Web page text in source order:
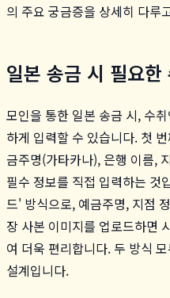
의 주요 궁금증을 상세히 다루
일본 송금 시 필요한
모인을 통한 일본 송금 시, 수
하게 입력할 수 있습니다. 첫
금주명(가타카나), 은행 이름,
필수 정보를 직접 입력하는 것
드' 방식으로, 예금주명, 지점
장 사본 이미지를 업로드하면
여 더욱 편리합니다. 두 방식
설계입니다.